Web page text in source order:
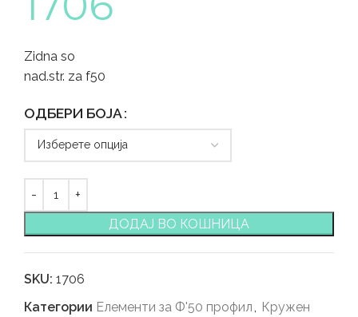
Zidna so
nad.str. za f50
ОДБЕРИ БОЈА
ДОДАЈ ВО КОШНИЦА
SKU: 1706
Категории Елементи за Ф'50 профил
Кружен